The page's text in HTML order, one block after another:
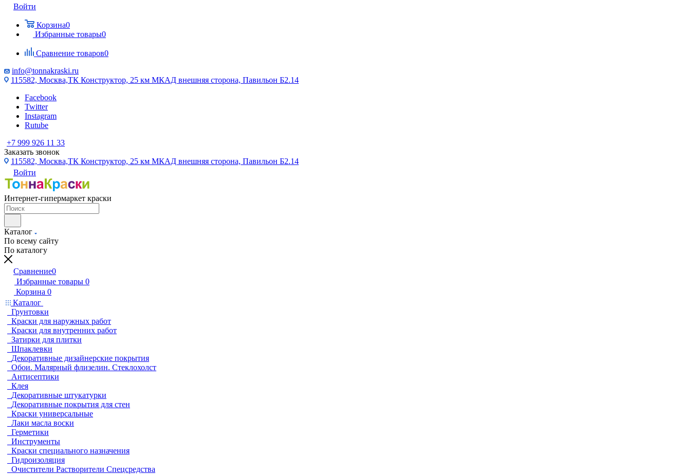
Войти
Корзина0
Избранные товары0
Сравнение товаров0
info@tonnakraski.ru
115582, Москва,ТК Конструктор, 25 км МКАД внешняя сторона, Павильон Б2.14
Facebook
Twitter
Instagram
Rutube
+7 999 926 11 33
Заказать звонок
115582, Москва,ТК Конструктор, 25 км МКАД внешняя сторона, Павильон Б2.14
Войти
Интернет-гипермаркет краски
Каталог
По всему сайту
По каталогу
Сравнение0
Избранные товары 0
Корзина 0
Каталог
Грунтовки
Краски для наружных работ
Краски для внутренних работ
Затирки для плитки
Шпаклевки
Декоративные дизайнерские покрытия
Обои. Малярный флизелин. Стеклохолст
Антисептики
Клея
Декоративные штукатурки
Декоративные покрытия для стен
Краски универсальные
Лаки масла воски
Герметики
Инструменты
Краски специального назначения
Гидроизоляция
Очистители Растворители Спецсредства